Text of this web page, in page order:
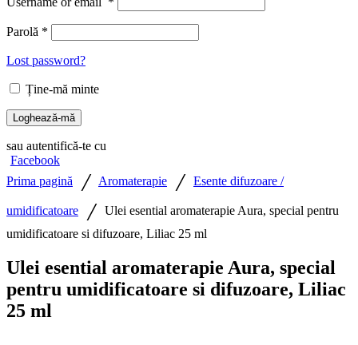
Parolă *
Lost password?
Ține-mă minte
Loghează-mă
sau autentifică-te cu
Facebook
Prima pagină
/ Aromaterapie / Esente difuzoare /
umidificatoare / Ulei esential aromaterapie Aura, special pentru
umidificatoare si difuzoare, Liliac 25 ml
Ulei esential aromaterapie Aura, special
pentru umidificatoare si difuzoare, Liliac
25 ml